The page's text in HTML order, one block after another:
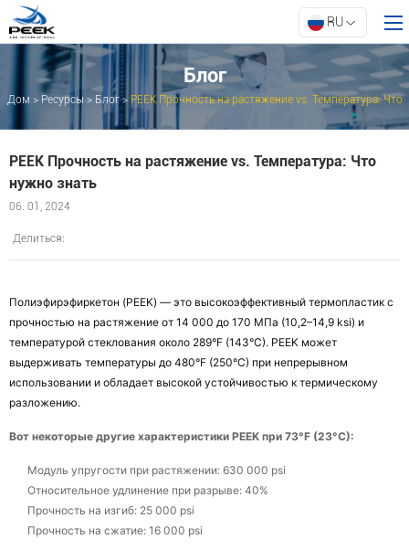
Связаться с нами
RU
Блог
Дом > Ресурсы > Блог> PEEK Прочность на растяжение vs. Температура: Что
PEEK Прочность на растяжение vs. Температура: Что
нужно знать
06. 01, 2024
Делиться:
Полиэфирэфиркетон (PEEK) — это высокоэффективный термопластик с
прочностью на растяжение от 14 000 до 170 МПа (10,2–14,9 ksi) и
температурой стеклования около 289°F (143°C). PEEK может
выдерживать температуры до 480°F (250°C) при непрерывном
использовании и обладает высокой устойчивостью к термическому
разложению.
Вот некоторые другие характеристики PEEK при 73°F (23°C):
Модуль упругости при растяжении: 630 000 psi
Относительное удлинение при разрыве: 40%
Прочность на изгиб: 25 000 psi
Прочность на сжатие: 16 000 psi